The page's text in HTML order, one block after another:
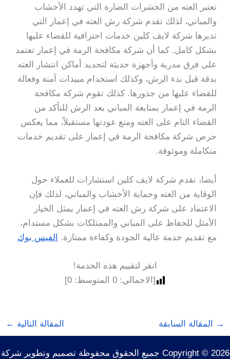
تعتبر العته من الحشرات الضارة التي تهدد الأخشاب
والمباني، لذلك تقدم شركة رش العته في إعمار التي
تديرها شركة لايف كلين خدمات احترافية للقضاء عليها
بشكل كامل. كما أن شركة مكافحة الرمة في إعمار تعتمد
على فرق مدربة وأجهزة حديثة لتحديد أماكن انتشار العته
بدقة قبل بدء الرش، وكذلك استخدام مبيدات آمنة وفعالة
للقضاء عليها من جذورها. كذلك تقوم شركة مكافحة
الرمة في إعمار بمتابعة المباني بعد الرش للتأكد من
القضاء التام على العته ومنع عودتها مستقبلاً، مما يعكس
حرص شركة مكافحة الرمة في إعمار على تقديم خدمات
متكاملة وموثوقة.
أيضا، تقدم شركة لايف كلين استشارات للعملاء حول
الوقاية من العته وحماية الأخشاب والمباني، لذلك فإن
الاعتماد على شركة رش العته في إعمار يمثل الخيار
الأمثل للحفاظ على المباني والممتلكات بشكل مستدام،
مع تقديم خدمة عالية الجودة وكفاءة ممتازة.
الفيس بوك
انقر لتقييم هذه الخدمة!
[الاجمالي:0 المتوسط:0
]
→ المقالة السابقة المقالة التالية ←
Copyright © 2026 جميع الحقوق محفوظة تصميم وتطوير شركة